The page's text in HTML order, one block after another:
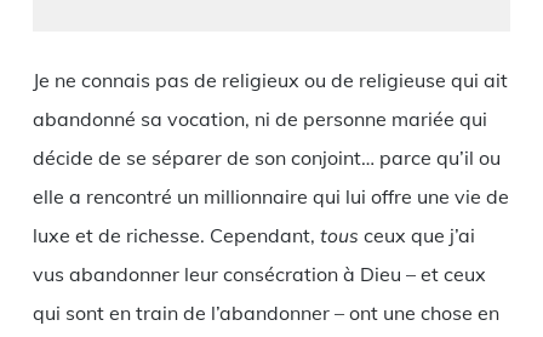
Je ne connais pas de religieux ou de religieuse qui ait
abandonné sa vocation, ni de personne mariée qui
décide de se séparer de son conjoint… parce qu’il ou
elle a rencontré un millionnaire qui lui offre une vie de
luxe et de richesse. Cependant, tous ceux que j’ai
vus abandonner leur consécration à Dieu – et ceux
qui sont en train de l’abandonner – ont une chose en